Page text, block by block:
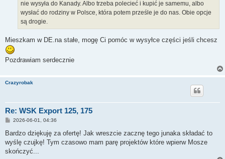
nie wysyła do Kanady. Albo trzeba polecieć i kupić je samemu, albo
wysłać do rodziny w Polsce, która potem prześle je do nas. Obie opcje
są drogie.
Mieszkam w DE.na stałe, mogę Ci pomóc w wysyłce części jeśli chcesz
Pozdrawiam serdecznie
Crazyrobak
Re: WSK Export 125, 175
P
s
2026-06-01, 04:36
Bardzo dziękuję za ofertę! Jak wreszcie zacznę tego junaka składać to
wyślę czujkę! Tym czasowo mam parę projektów które wpierw Mosze
skończyć...